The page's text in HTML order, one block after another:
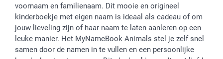
Influencer partnerprogramma
voornaam en familienaam. Dit mooie en origineel
kinderboekje met eigen naam is ideaal als cadeau of om
jouw lieveling zijn of haar naam te laten aanleren op een
leuke manier. Het MyNameBook Animals stel je zelf snel
samen door de namen in te vullen en een persoonlijke